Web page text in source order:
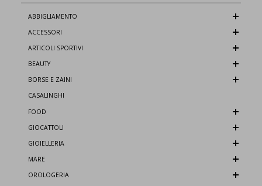
ABBIGLIAMENTO
ACCESSORI
ARTICOLI SPORTIVI
BEAUTY
BORSE E ZAINI
CASALINGHI
FOOD
GIOCATTOLI
GIOIELLERIA
MARE
OROLOGERIA